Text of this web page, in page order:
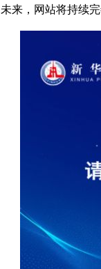
未来，网站将持续